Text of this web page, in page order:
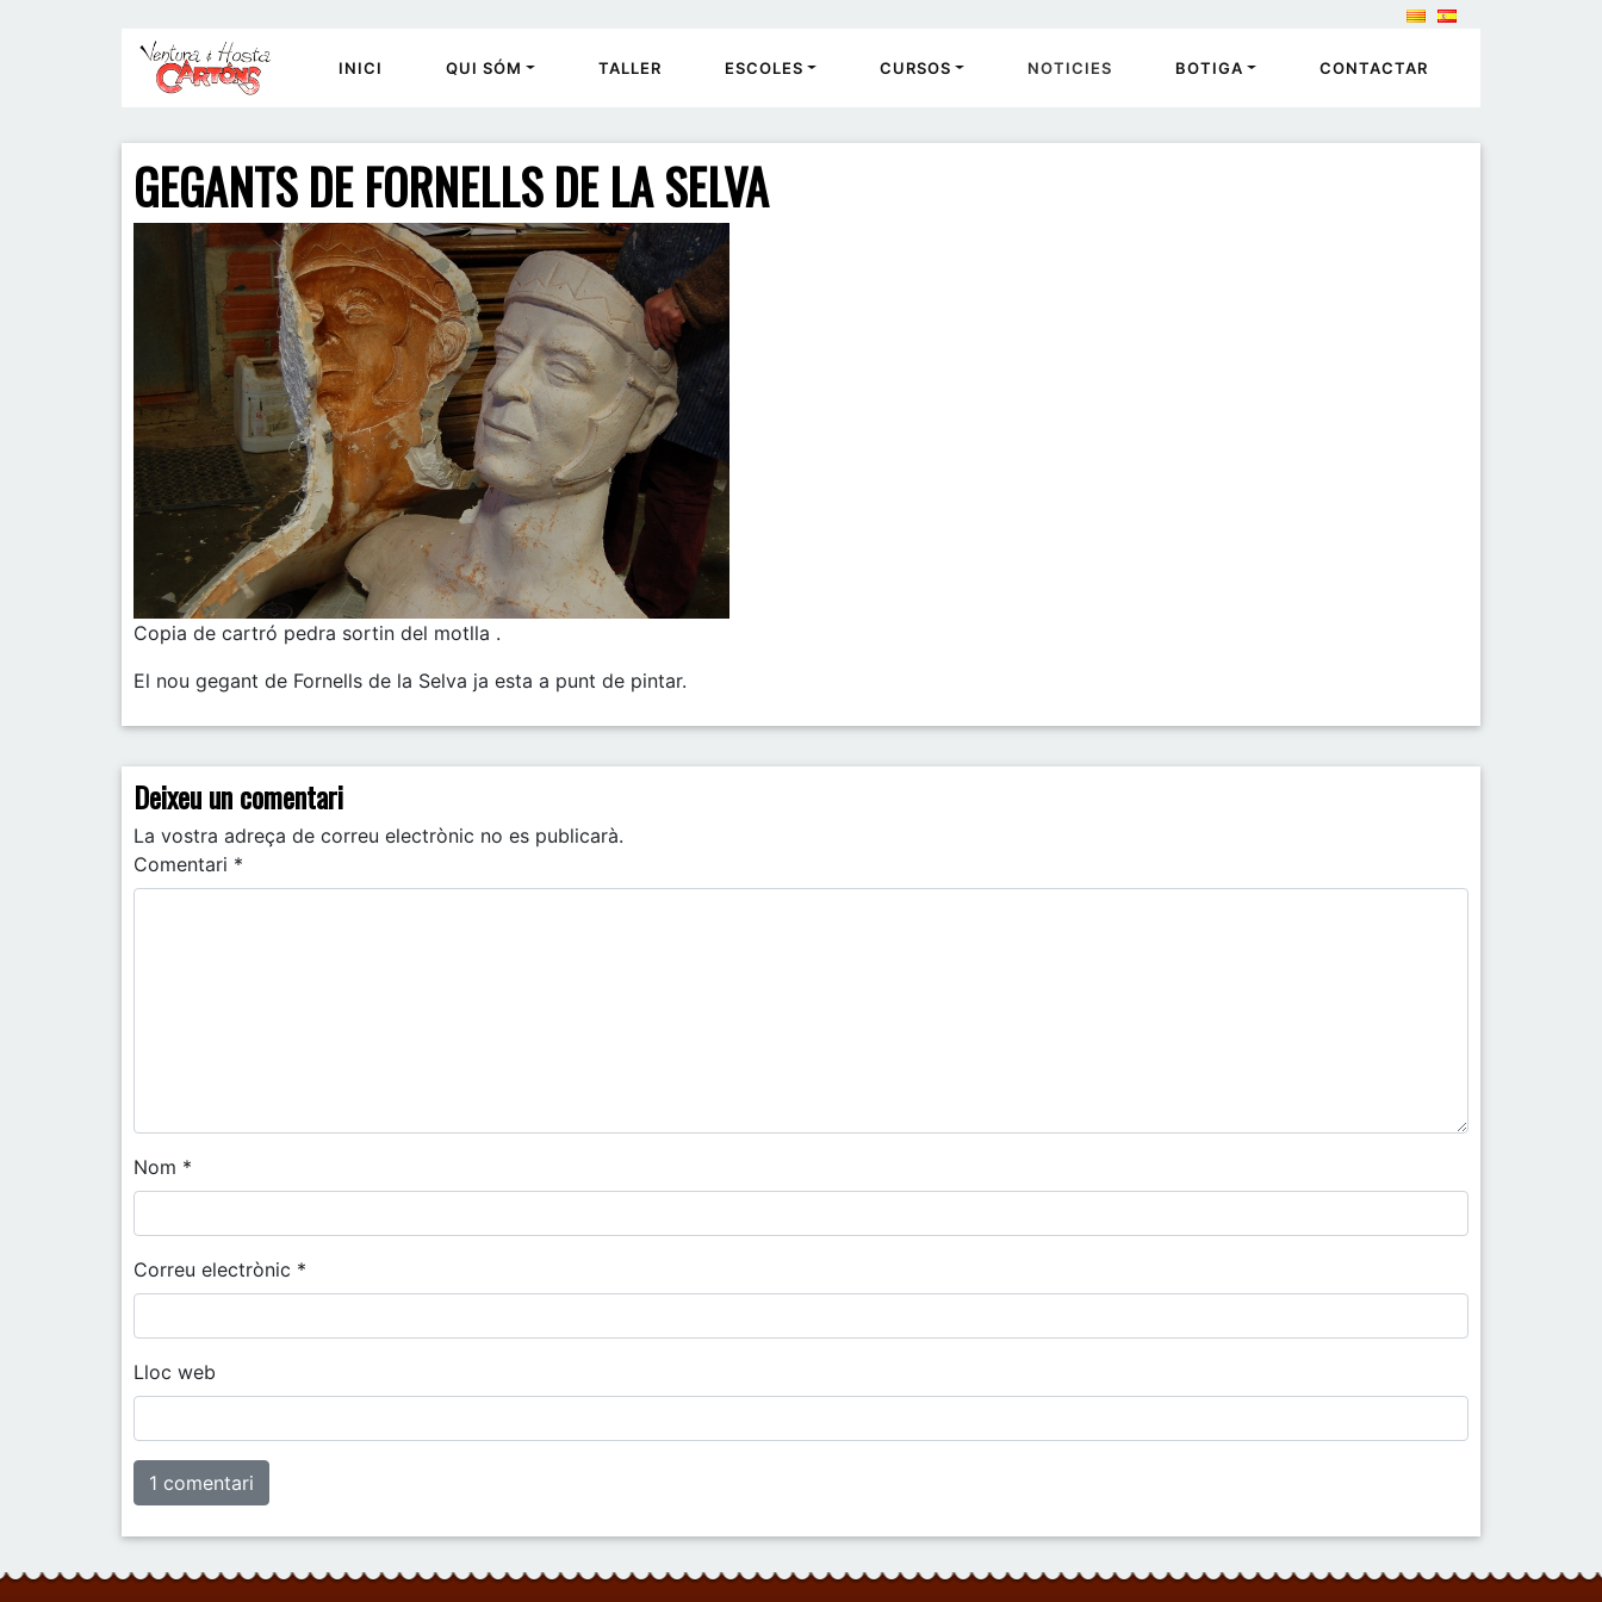
INICI QUI SÓM TALLER ESCOLES CURSOS NOTICIES BOTIGA CONTACTAR
GEGANTS DE FORNELLS DE LA SELVA
Copia de cartró pedra sortin del motlla .
El nou gegant de Fornells de la Selva ja esta a punt de pintar.
Deixeu un comentari
La vostra adreça de correu electrònic no es publicarà.
Comentari *
Nom *
Correu electrònic *
Lloc web